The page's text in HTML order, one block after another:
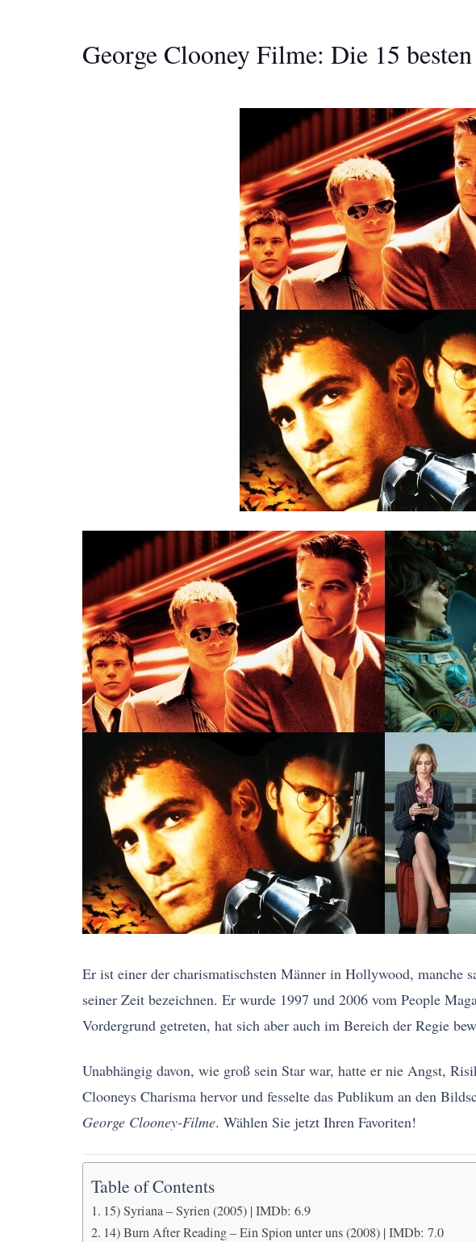
George Clooney Filme: Die 15
Er ist einer der charismatischsten Männer in Hollywood, manche
seiner Zeit bezeichnen. Er wurde 1997 und 2006 vom People
Vordergrund getreten, hat sich aber auch im Bereich der Regie
Unabhängig davon, wie groß sein Star war, hatte er nie Angst,
Clooneys Charisma hervor und fesselte das Publikum an den
George Clooney-Filme. Wählen Sie jetzt Ihren Favoriten!
Table of Contents
15) Syriana – Syrien (2005) | IMDb: 6.9
14) Burn After Reading – Ein Spion unter uns (2008) | IMDb: 7.0